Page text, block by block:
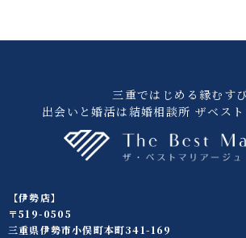
三重ではじめる縁むす
出会いと婚活は結婚相談所 ザベス
【伊勢店】
〒519-0505
三重県伊勢市小俣町本町341-169